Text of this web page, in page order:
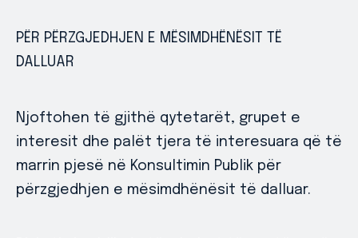
PËR PËRZGJEDHJEN E MËSIMDHËNËSIT TË
DALLUAR
Njoftohen të gjithë qytetarët, grupet e
interesit dhe palët tjera të interesuara që të
marrin pjesë në Konsultimin Publik për
përzgjedhjen e mësimdhënësit të dalluar.